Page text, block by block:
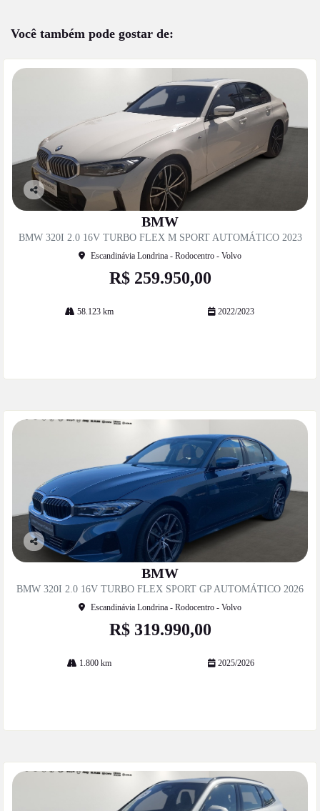
Você também pode gostar de:
Co
he
BMW
BMW 320I 2.0 16V TURBO FLEX M SPORT AUTOMÁTICO 2023
Escandinávia Londrina - Rodocentro - Volvo
R$ 259.950,00
58.123 km 2022/2023
Co
he
BMW
BMW 320I 2.0 16V TURBO FLEX SPORT GP AUTOMÁTICO 2026
Escandinávia Londrina - Rodocentro - Volvo
R$ 319.990,00
1.800 km 2025/2026